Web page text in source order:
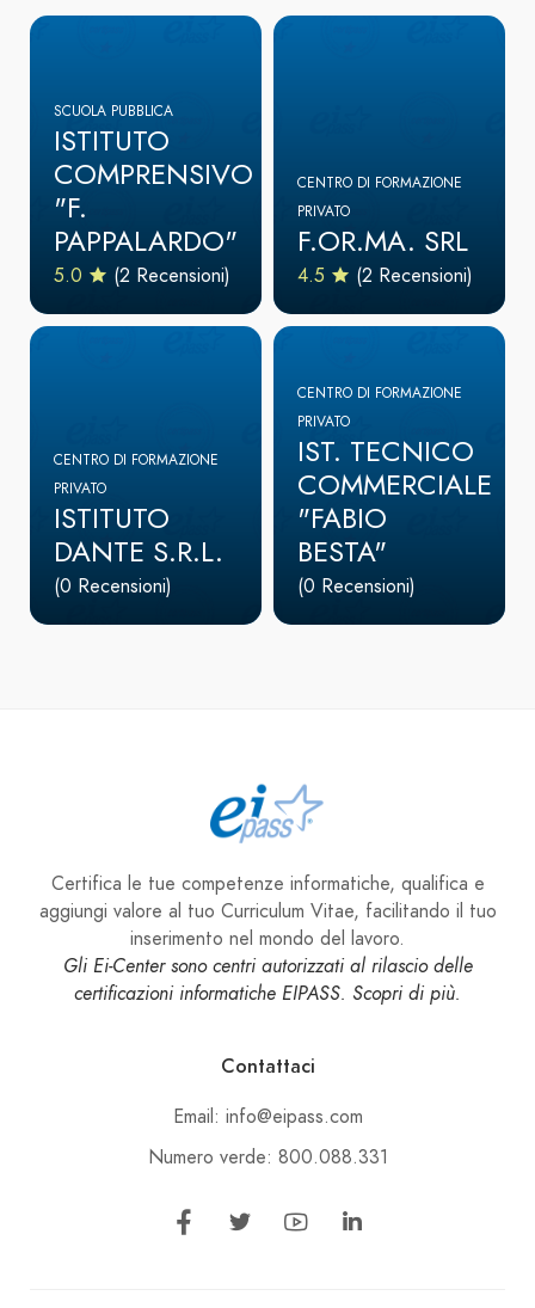
SCUOLA PUBBLICA
ISTITUTO
COMPRENSIVO
"F.
PAPPALARDO"
5.0 (2 Recensioni)
CENTRO DI FORMAZIONE
PRIVATO
F.OR.MA. SRL
4.5 (2 Recensioni)
CENTRO DI FORMAZIONE
PRIVATO
ISTITUTO
DANTE S.R.L.
(0 Recensioni)
CENTRO DI FORMAZIONE
PRIVATO
IST. TECNICO
COMMERCIALE
"FABIO
BESTA"
(0 Recensioni)
Certifica le tue competenze informatiche, qualifica e
aggiungi valore al tuo Curriculum Vitae, facilitando il tuo
inserimento nel mondo del lavoro.
Gli Ei-Center sono centri autorizzati al rilascio delle
certificazioni informatiche EIPASS. Scopri di più.
Contattaci
Email: info@eipass.com
Numero verde: 800.088.331